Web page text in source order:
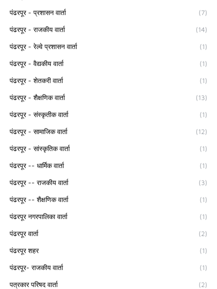
पंढरपूर - प्रशासन वार्ता (7)
पंढरपूर - राजकीय वार्ता (14)
पंढरपूर - रेल्वे प्रशासन वार्ता (1)
पंढरपूर - वैद्यकीय वार्ता (1)
पंढरपूर - शेतकरी वार्ता (1)
पंढरपूर - शैक्षणिक वार्ता (13)
पंढरपूर - संस्कृतीक वार्ता (1)
पंढरपूर - सामाजिक वार्ता (12)
पंढरपूर - सांस्कृतिक वार्ता (1)
पंढरपूर -- धार्मिक वार्ता (1)
पंढरपूर -- राजकीय वार्ता (3)
पंढरपूर -- शैक्षणिक वार्ता (1)
पंढरपूर नगरपालिका वार्ता (1)
पंढरपूर वार्ता (2)
पंढरपूर शहर (1)
पंढरपूर- राजकीय वार्ता (1)
पत्रकार परिषद वार्ता (2)